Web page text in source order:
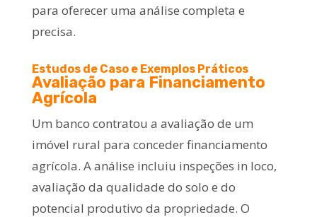
para oferecer uma análise completa e
precisa.
Estudos de Caso e Exemplos Práticos
Avaliação para Financiamento
Agrícola
Um banco contratou a avaliação de um
imóvel rural para conceder financiamento
agrícola. A análise incluiu inspeções in loco,
avaliação da qualidade do solo e do
potencial produtivo da propriedade. O